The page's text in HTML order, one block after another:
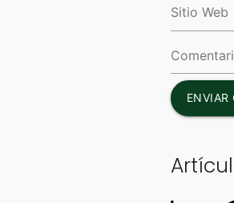
ENVIAR